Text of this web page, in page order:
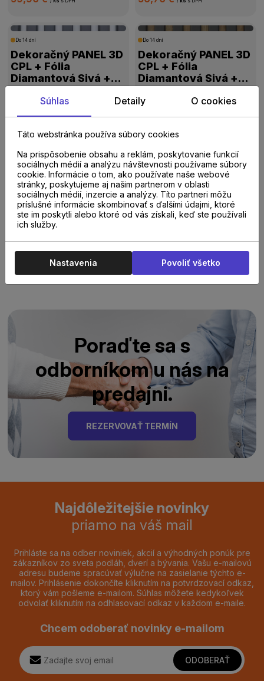
Do 14 dní
Dekoračný PANEL 3D
CPL + Fólia
Diamantová Sivá +
Biela
56,70 €/ks s DPH
Do 14 dní
Dekoračný PANEL 3D
CPL + Fólia
Diamantová Sivá +
Dub Európsky
56,70 € s DPH
Dekoračný PANEL 3D
CPL + Fólia
Diamantová Sivá +
Dub Jesenný
56,70 €/ ks s DPH
Do 14 dní
Dekoračný PANEL 3D
CPL + Fólia Betón
Svetlý + Čierna
56,70 € / ks s DPH
01
Poraďte sa s
odborníkom u nás na
predajni.
REZERVOVAŤ TERMÍN
Najdôležitejšie novinky
priamo na váš mail
Prihláste sa na odber noviniek, akcií a výhodných ponúk pre
zákazníkov zo sveta podláh, dverí a bývania. Vašu e-mailovú
adresu budeme spracúvať výlučne na zasielanie týchto e-
mailov. Prihlásenie dokončíte kliknutím na potvrdzovací odkaz,
ktorý vám pošleme e-mailom. Súhlas môžete kedykoľvek
odvolať kliknutím na odhlasovací odkaz v každom e-maile.
Chcem odoberať novinky e-mailom
ODOBERAŤ
Súhlas Detaily O cookies
Táto webstránka používa súbory cookies
Na prispôsobenie obsahu a reklám, poskytovanie funkcií
sociálnych médií a analýzu návštevnosti používame súbory
cookie. Informácie o tom, ako používate naše webové
stránky, poskytujeme aj našim partnerom v oblasti
sociálnych médií, inzercie a analýzy. Títo partneri môžu
príslušné informácie skombinovať s ďalšími údajmi, ktoré
ste im poskytli alebo ktoré od vás získali, keď ste používali
ich služby.
Nastavenia Povoliť všetko